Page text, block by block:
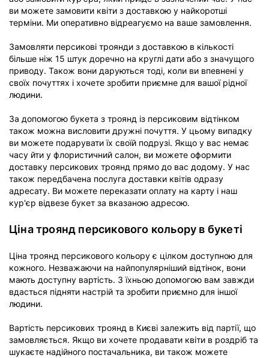
ви можете замовити квіти з доставкою у найкоротші
терміни. Ми оперативно відреагуємо на ваше замовлення.
Замовляти персикові троянди з доставкою в кількості
більше ніж 15 штук доречно на круглі дати або з значущого
приводу. Також вони даруються тоді, коли ви впевнені у
своїх почуттях і хочете зробити приємне для вашої рідної
людини.
За допомогою букета з троянд із персиковим відтінком
також можна висловити дружні почуття. У цьому випадку
ви можете подарувати їх своїй подрузі. Якщо у вас немає
часу йти у флористичний салон, ви можете оформити
доставку персикових троянд прямо до вас додому. У нас
також передбачена послуга доставки квітів одразу
адресату. Ви можете переказати оплату на карту і наш
кур'єр відвезе букет за вказаною адресою.
Ціна троянд персикового кольору в букеті
Ціна троянд персикового кольору є цілком доступною для
кожного. Незважаючи на найпопулярніший відтінок, вони
мають доступну вартість. З їхньою допомогою вам завжди
вдасться підняти настрій та зробити приємно для іншої
людини.
Вартість персикових троянд в Києві залежить від партії, що
замовляється. Якщо ви хочете продавати квіти в роздріб та
шукаєте надійного постачальника, ви також можете